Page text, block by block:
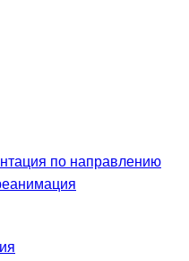
по направлению